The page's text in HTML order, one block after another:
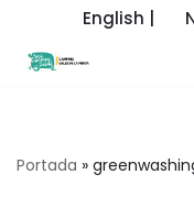
Saltar
English |
Portada »